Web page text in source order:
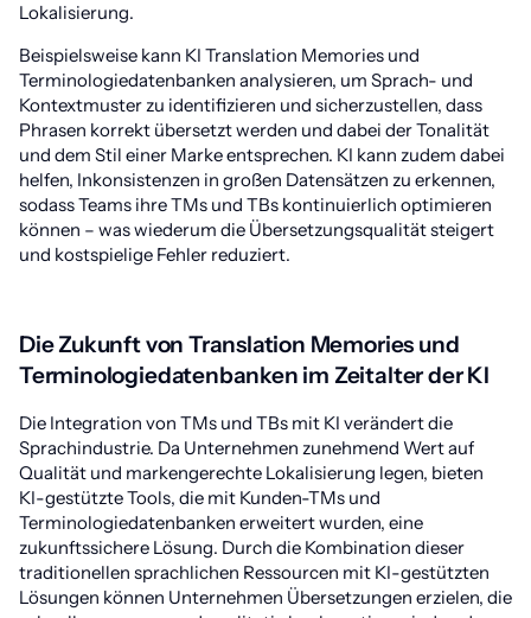
Lokalisierung.
Beispielsweise kann KI Translation Memories und
Terminologiedatenbanken analysieren, um Sprach- und
Kontextmuster zu identifizieren und sicherzustellen, dass
Phrasen korrekt übersetzt werden und dabei der Tonalität
und dem Stil einer Marke entsprechen. KI kann zudem dabei
helfen, Inkonsistenzen in großen Datensätzen zu erkennen,
sodass Teams ihre TMs und TBs kontinuierlich optimieren
können – was wiederum die Übersetzungsqualität steigert
und kostspielige Fehler reduziert.
Die Zukunft von Translation Memories und
Terminologiedatenbanken im Zeitalter der KI
Die Integration von TMs und TBs mit KI verändert die
Sprachindustrie. Da Unternehmen zunehmend Wert auf
Qualität und markengerechte Lokalisierung legen, bieten
KI-gestützte Tools, die mit Kunden-TMs und
Terminologiedatenbanken erweitert wurden, eine
zukunftssichere Lösung. Durch die Kombination dieser
traditionellen sprachlichen Ressourcen mit KI-gestützten
Lösungen können Unternehmen Übersetzungen erzielen, die